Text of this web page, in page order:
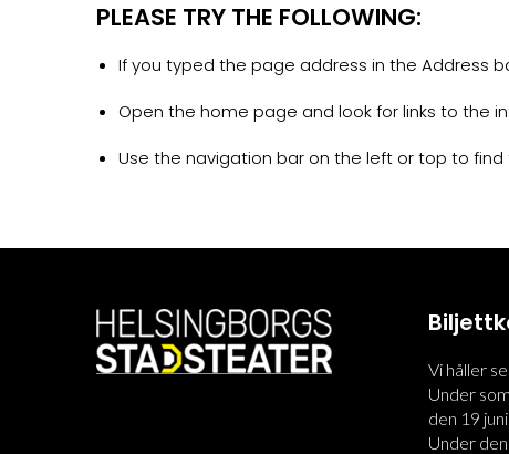
PLEASE TRY THE FOLLOWING:
If you typed the page address in the Address
Open the home page and look for links to the
Use the navigation bar on the left or top to find
Vi håller
Under
den 19
Under